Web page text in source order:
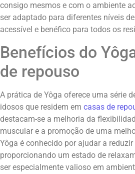
consigo mesmos e com o ambiente
ser adaptado para diferentes níveis
acessível e benéfico para todos os
Benefícios do
de repouso
A prática de Yôga oferece uma série
idosos que residem em casas de
destacam-se a melhoria da
muscular e a promoção de uma
Yôga é conhecido por ajudar a
proporcionando um estado de
ser especialmente valioso em